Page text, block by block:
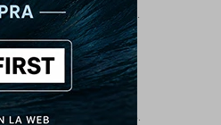
de alta resistencia.
una laptop.
uno frontal de fácil acceso.